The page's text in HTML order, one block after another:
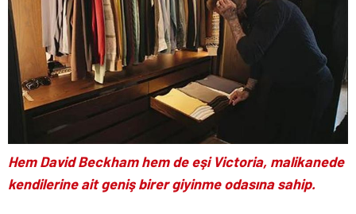
Hem David Beckham hem de eşi Victoria, malikanede
kendilerine ait geniş birer giyinme odasına sahip.